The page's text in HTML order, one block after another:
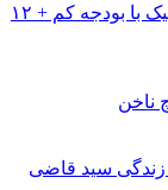
خرید لباس زنانه ارزان | راهنمای خرید شیک با بودجه کم + ۱۲
ناخن
سید قاضی